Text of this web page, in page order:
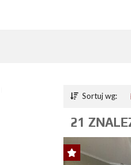
Sortuj wg:
21